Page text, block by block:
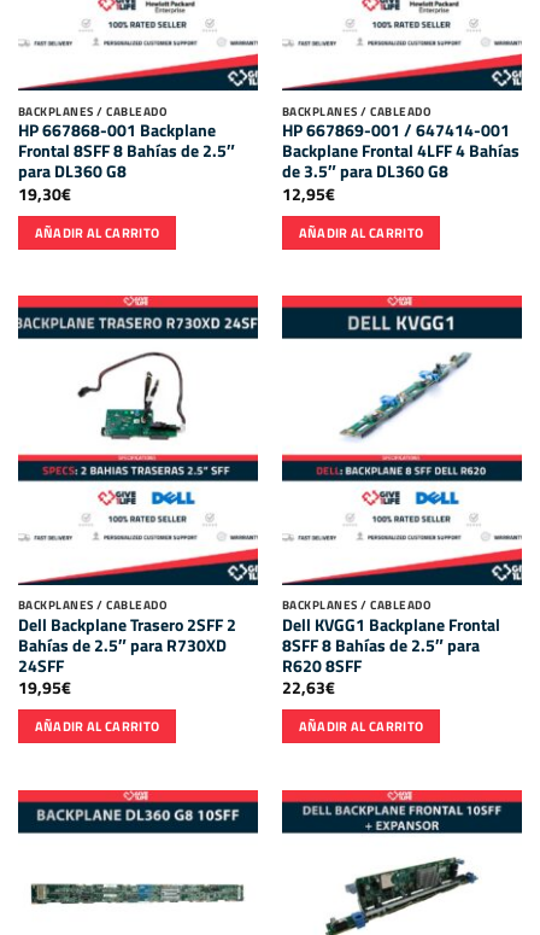
BACKPLANES / CABLEADO
HP 667868-001 Backplane
Frontal 8SFF 8 Bahías de 2.5″
para DL360 G8
19,30€
AÑADIR AL CARRITO
BACKPLANES / CABLEADO
HP 667869-001 / 647414-001
Backplane Frontal 4LFF 4 Bahías
de 3.5″ para DL360 G8
12,95€
AÑADIR AL CARRITO
BACKPLANES / CABLEADO
Dell Backplane Trasero 2SFF 2
Bahías de 2.5″ para R730XD
24SFF
19,95€
AÑADIR AL CARRITO
BACKPLANES / CABLEADO
Dell KVGG1 Backplane Frontal
8SFF 8 Bahías de 2.5″ para
R620 8SFF
22,63€
AÑADIR AL CARRITO